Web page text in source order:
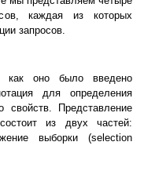
каждая из которых
запросов.
как оно было введено
для определения
свойств. Представление
из двух частей:
выборки (selection